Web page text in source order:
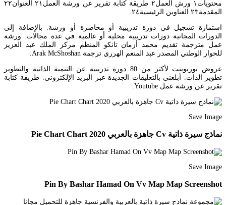
محتويات١ ورش العمل٢ طريقة كتابة تقرير عن ورشة العمل٢١ العنوان٢٢
المقدمة٢٣ العناوين الرئيسية٢٤.
استمارة تسجيل في دورة تدريبية أو محاضرة أو ورشة. بالإضافة إلى
الدورات المجانية دورات تدريبية محلية أو عالمية في عدة مجالات. ورشة
عمل مترجمة تقديم محمد أزمان تانكو المنظم مركز الملك عبد العزيز
للحوار الوطني المصدر عبد المنعم الهرري ترجمة Arak McShoshan.
عروض بوربوينت لأكثر من 80 دورة تدريبية عن التنمية الذاتية والتطوير
تطوير الذات. أبلغني بالتعليقات الجديدة عبر البريد الإلكتروني. طريقة كتابة
تقرير عن ورشة عمل Youtube.
Save Image
نماذج سيرة ذاتية Cv جاهزة بالعربي 2020 Pie Chart Chart
Save Image
Pin By Bashar Hamad On Vv Map Map Screenshot